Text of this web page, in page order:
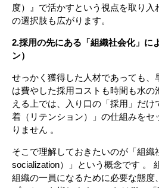
度）』で活かすという視点を取り入
の選択肢も広がります。
2.採用の先にある「組織社会化」に
ン）
せっかく獲得した人材であっても、
は費やした採用コストも時間も水の
える上では、入り口の「採用」だけ
着（リテンション）」の仕組みをセ
りません 。
そこで理解しておきたいのが「組織
socialization）」という概念です 。
組織の一員になるために必要な態度